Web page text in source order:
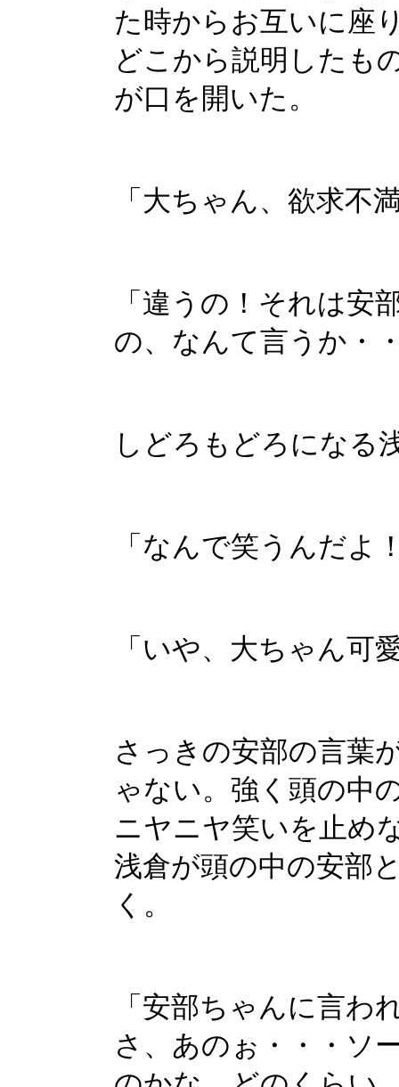
た時からお互いに座
どこから説明したも
が口を開いた。
「大ちゃん、欲求不
「違うの！それは安
の、なんて言うか・
しどろもどろになる
「なんで笑うんだよ
「いや、大ちゃん可
さっきの安部の言葉
ゃない。強く頭の中
ニヤニヤ笑いを止め
浅倉が頭の中の安部
く。
「安部ちゃんに言わ
さ、あのぉ・・・ソ